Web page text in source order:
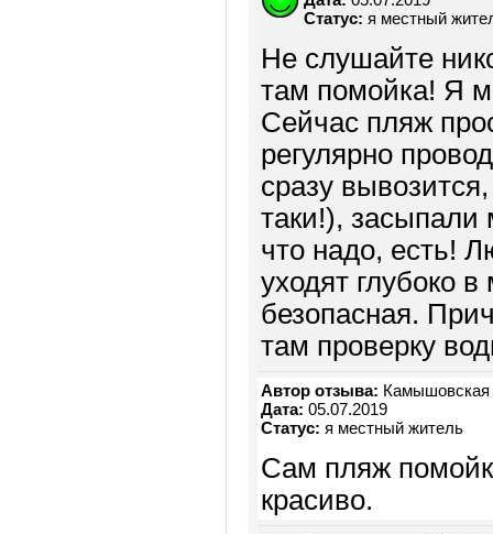
Статус: я местный
Не слушайте
там помойка! Я
Сейчас пляж
регулярно
сразу
таки!), засыпали
что надо, есть!
уходят глубоко
безопасная.
там проверку
Автор отзыва: Камышовская
Дата: 05.07.2019
Статус: я местный житель
Сам пляж
красиво.